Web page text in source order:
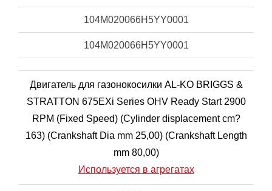
104M020066H5YY0001
104M020066H5YY0001
Двигатель для газонокосилки AL-KO BRIGGS &
STRATTON 675EXi Series OHV Ready Start 2900
RPM (Fixed Speed) (Cylinder displacement cm?
163) (Crankshaft Dia mm 25,00) (Crankshaft Length
mm 80,00)
Используется в агрегатах